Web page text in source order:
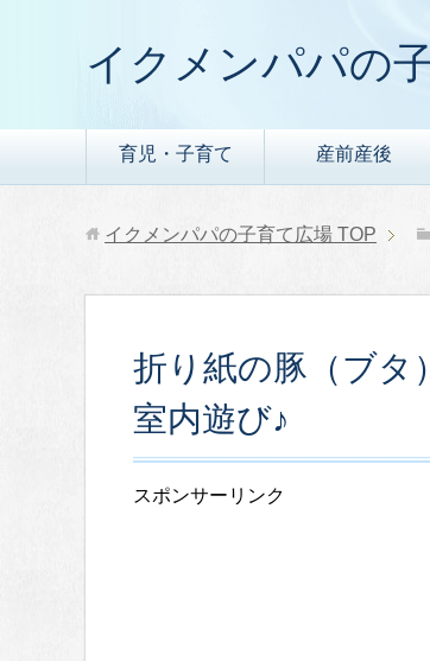
イクメンパパの
育児・子育て 産前産後
イクメンパパの子育て広場 TOP
折り紙の豚（ブタ
室内遊び♪
スポンサーリンク